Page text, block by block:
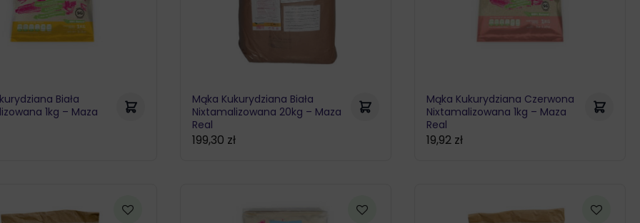
Biała
1kg – Maza
Mąka Kukurydziana Biała
Nixtamalizowana 20kg – Maza
Real
199,30 zł
Mąka Kukurydziana Czerwona
Nixtamalizowana 1kg – Maza
Real
19,92 zł